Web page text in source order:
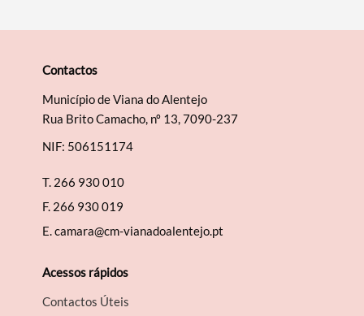
Contactos
Município de Viana do Alentejo
Rua Brito Camacho, nº 13, 7090-237
NIF: 506151174
T. 266 930 010
F. 266 930 019
E.camara@cm-vianadoalentejo.pt
Acessos rápidos
Contactos Úteis